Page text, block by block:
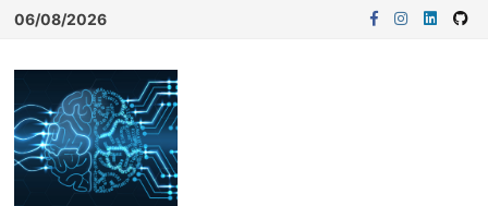
06/08/2026